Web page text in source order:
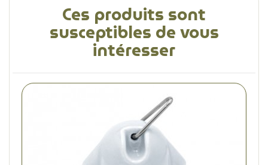
Ces produits sont
susceptibles de vous
intéresser